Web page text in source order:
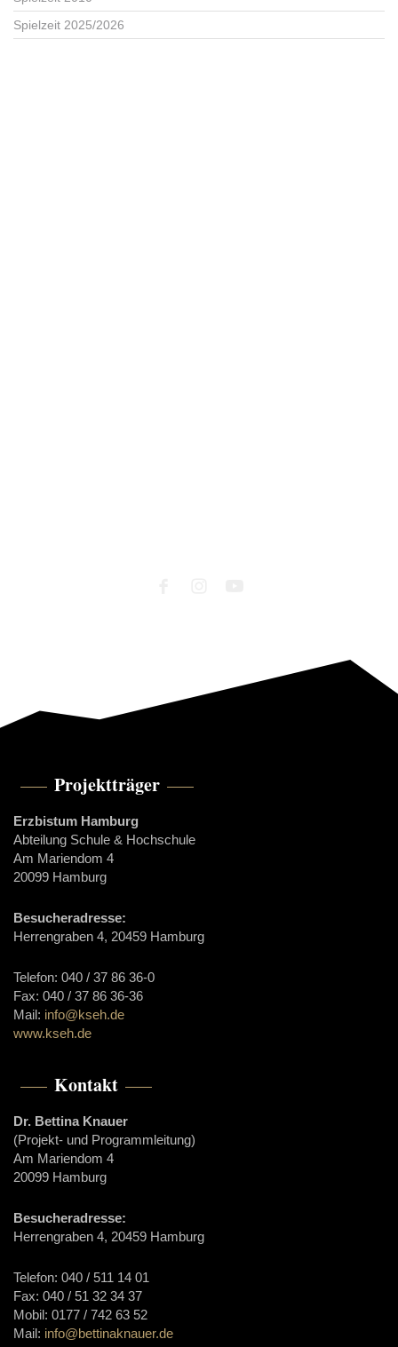
Spielzeit 2025/2026
Projektträger
Erzbistum Hamburg
Abteilung Schule & Hochschule
Am Mariendom 4
20099 Hamburg
Besucheradresse:
Herrengraben 4, 20459 Hamburg
Telefon: 040 / 37 86 36-0
Fax: 040 / 37 86 36-36
Mail: info@kseh.de
www.kseh.de
Kontakt
Dr. Bettina Knauer
(Projekt- und Programmleitung)
Am Mariendom 4
20099 Hamburg
Besucheradresse:
Herrengraben 4, 20459 Hamburg
Telefon: 040 / 511 14 01
Fax: 040 / 51 32 34 37
Mobil: 0177 / 742 63 52
Mail: info@bettinaknauer.de